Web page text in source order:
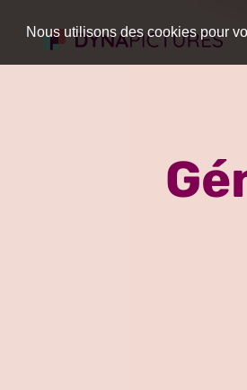
Nous utilisons des cookies pour